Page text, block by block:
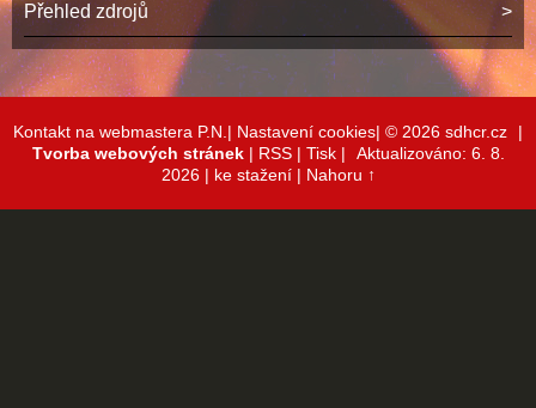
Přehled zdrojů
Kontakt na webmastera P.N.| Nastavení cookies| © 2026 sdhcr.cz
|
Tvorba webových stránek| RSS| Tisk|
Aktualizováno: 6. 8.
2026 | ke stažení | Nahoru ↑